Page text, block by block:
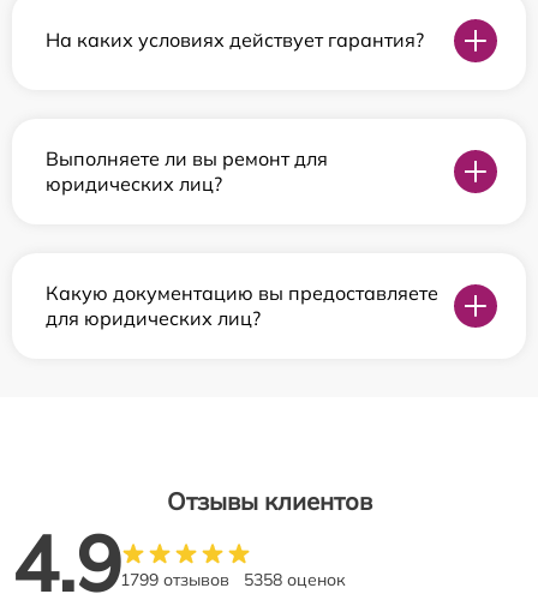
На каких условиях действует гарантия?
Выполняете ли вы ремонт для
юридических лиц?
Какую документацию вы предоставляете
для юридических лиц?
Отзывы клиентов
4.91799 отзывов 5358 оценок